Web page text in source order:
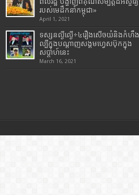
របស់មេដឹកនាំកម្ពុជា»
April 1, 2021
ទស្សនល្ងីល្ងើ÷៤រឿងសើចយំនិងកំហឹង
ល្បីក្នុងបណ្តាញសង្គមហ្វេសប៊ុកក្នុង
សប្តាហ៍នេះ
March 16, 2021